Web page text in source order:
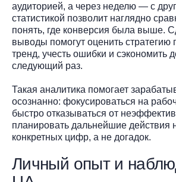
аудиторией, а через неделю — с
статистикой позволит наглядно
понять, где конверсия была выше.
выводы помогут оценить стратегию
тренд, учесть ошибки и сэкономить
следующий раз.
Такая аналитика помогает
осознанно: фокусироваться на
быстро отказываться от
планировать дальнейшие действия
конкретных цифр, а не догадок.
Личный опыт и